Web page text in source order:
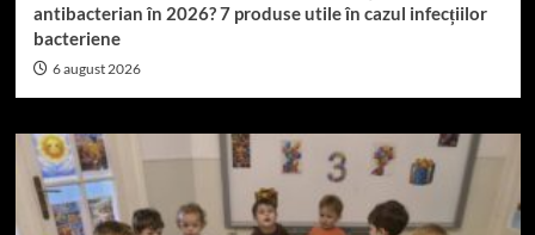
antibacterian în 2026? 7 produse utile în cazul infecțiilor
bacteriene
6 august 2026